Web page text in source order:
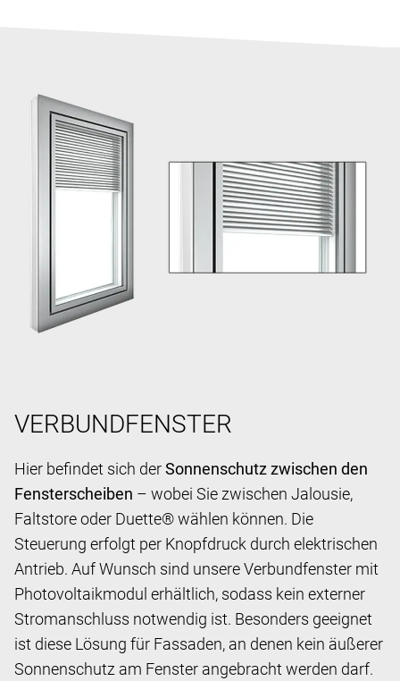
VERBUNDFENSTER
Hier befindet sich derSonnenschutz zwischen den
Fensterscheiben – wobei Sie zwischen Jalousie,
Faltstore oder Duette® wählen können. Die
Steuerung erfolgt per Knopfdruck durch elektrischen
Antrieb. Auf Wunsch sind unsere Verbundfenster mit
Photovoltaikmodul erhältlich, sodass kein externer
Stromanschluss notwendig ist. Besonders geeignet
ist diese Lösung für Fassaden, an denen kein äußerer
Sonnenschutz am Fenster angebracht werden darf.